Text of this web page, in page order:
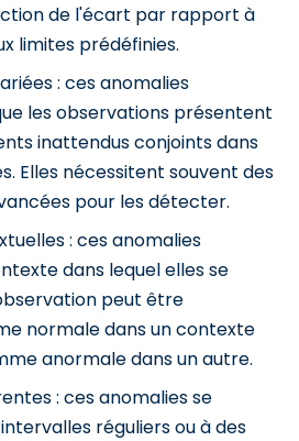
de l'écart par rapport à
limites prédéfinies.
: ces anomalies
les observations présentent
inattendus conjoints dans
Elles nécessitent souvent des
pour les détecter.
: ces anomalies
dans lequel elles se
peut être
normale dans un contexte
anormale dans un autre.
: ces anomalies se
réguliers ou à des